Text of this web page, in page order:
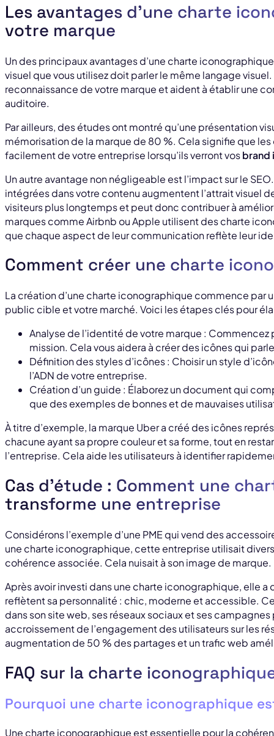
Les avantages d’une charte
votre marque
Un des principaux avantages d’une charte
visuel que vous utilisez doit parler le même langage
reconnaissance de votre marque et aident à établir une
auditoire.
Par ailleurs, des études ont montré qu’une présentation
mémorisation de la marque de 80 %. Cela signifie que
facilement de votre entreprise lorsqu’ils verront vosbrand
Un autre avantage non négligeable est l’impact sur le
intégrées dans votre contenu augmentent l’attrait visuel
visiteurs plus longtemps et peut donc contribuer à
marques comme Airbnb ou Apple utilisent des charte
que chaque aspect de leur communication reflète leur
Comment créer une charte
La création d’une charte iconographique commence par
public cible et votre marché. Voici les étapes clés pour
Analyse de l’identité de votre marque : Commencez
mission. Cela vous aidera à créer des icônes qui
Définition des styles d’icônes : Choisir un style
l’ADN de votre entreprise.
Création d’un guide : Élaborez un document qui
que des exemples de bonnes et de mauvaises
À titre d’exemple, la marque Uber a créé des icônes
chacune ayant sa propre couleur et sa forme, tout en
l’entreprise. Cela aide les utilisateurs à identifier
Cas d’étude : Comment une
transforme une entreprise
Considérons l’exemple d’une PME qui vend des
une charte iconographique, cette entreprise utilisait
cohérence associée. Cela nuisait à son image de marque.
Après avoir investi dans une charte iconographique, elle a
reflètent sa personnalité : chic, moderne et accessible.
dans son site web, ses réseaux sociaux et ses
accroissement de l’engagement des utilisateurs sur les
augmentation de 50 % des partages et un trafic web
FAQ sur la charte
Pourquoi une charte iconographique
Une charte iconographique est essentielle pour la